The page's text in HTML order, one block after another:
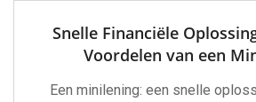
Snelle Financiële
Voordelen van een
Een minilening: een snelle